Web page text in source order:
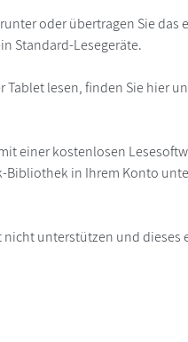
oder übertragen Sie
Standard-Lesegeräte.
lesen, finden Sie hier
einer kostenlosen
Bibliothek in Ihrem Konto
unterstützen und